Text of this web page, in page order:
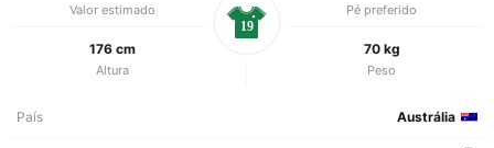
Valor estimado Pé preferido
176 cm
Altura
70 kg
Peso
19
País Austrália